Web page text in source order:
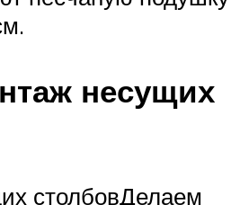
несущих
столбовДелаем